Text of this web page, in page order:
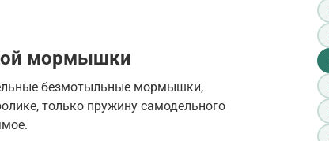
мормышки
безмотыльные мормышки,
только пружину самодельного